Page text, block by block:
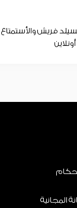
فريش
المجانية